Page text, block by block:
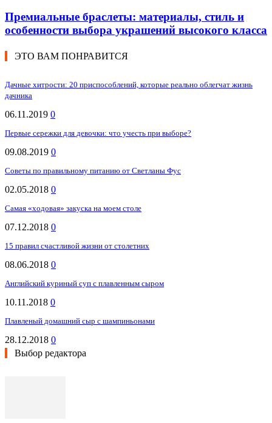
Премиальные браслеты: материалы, стиль и
особенности выбора украшений высокого класса
ЭТО ВАМ ПОНРАВИТСЯ
Дачные хитрости: 20 приспособлений, которые реально облегчат жизнь
дачника
06.11.2019 0
Первые сережки для девочки: что учесть при выборе?
09.08.2019 0
Советы по правильному питанию от Светланы Фус
02.05.2018 0
Самая «ходовая» закуска на моем столе
07.12.2018 0
15 правил счастливой жизни от столетних
08.06.2018 0
Английский куриный суп с плавленным сыром
10.11.2018 0
Плавленый домашний сыр с шампиньонами
28.12.2018 0
Выбор редактора